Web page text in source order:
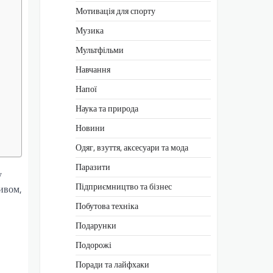
Мотивація для спорту
Музика
Мультфільми
Навчання
Напої
Наука та природа
Новини
Одяг, взуття, аксесуари та мода
Паразити
Підприємництво та бізнес
Побутова техніка
Подарунки
Подорожі
Поради та лайфхаки